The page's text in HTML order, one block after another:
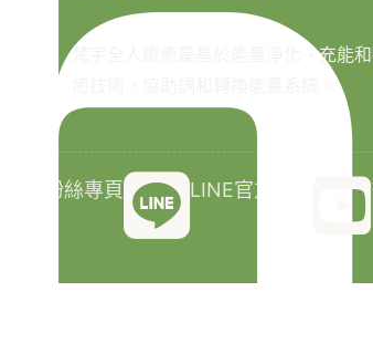
梵宇全人療癒是基於能量淨化、充能
粉絲專頁 LINE官方帳號